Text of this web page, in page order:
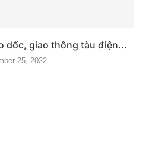
dốc, giao thông tàu điện...
25, 2022